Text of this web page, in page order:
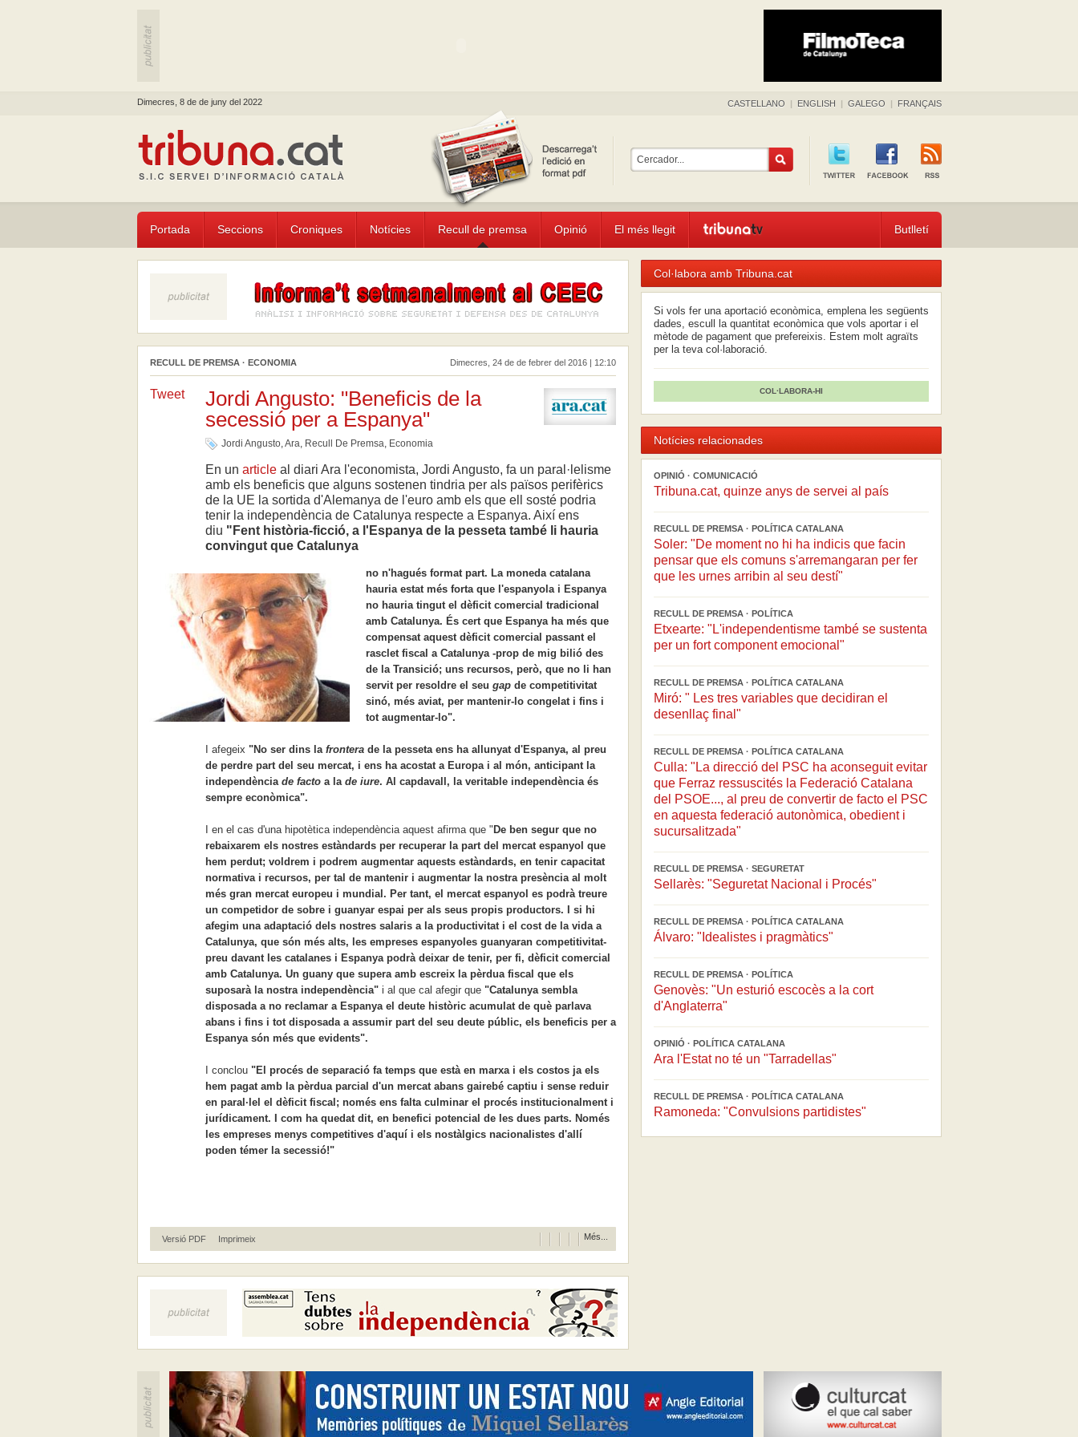
Dimecres, 8 de de juny del 2022 CASTELLANO | ENGLISH | GALEGO | FRANÇAIS
Portada Seccions Croniques Notícies Recull de premsa Opinió El més llegit Butlletí
Dimecres, 24 de de febrer del 2016 | 12:10
RECULL DE PREMSA · ECONOMIA
Tweet
Jordi Angusto: "Beneficis de la
secessió per a Espanya"
Jordi Angusto,Ara, Recull De Premsa, Economia
En un articleal diari Ara l'economista, Jordi Angusto, fa un paral·lelisme
amb els beneficis que alguns sostenen tindria per als països perifèrics
de la UE la sortida d'Alemanya de l'euro amb els que ell sosté podria
tenir la independència de Catalunya respecte a Espanya. Així ens
diu "Fent història-ficció, a l'Espanya de la pesseta també li hauria
convingut que Catalunya
no n'hagués format part. La moneda catalana
hauria estat més forta que l'espanyola i Espanya
no hauria tingut el dèficit comercial tradicional
amb Catalunya. És cert que Espanya ha més que
compensat aquest dèficit comercial passant el
rasclet fiscal a Catalunya -prop de mig bilió des
de la Transició; uns recursos, però, que no li han
servit per resoldre el seu gap de competitivitat
sinó, més aviat, per mantenir-lo congelat i fins i
tot augmentar-lo".
I afegeix "No ser dins la fronterade la pesseta ens ha allunyat d'Espanya, al preu
de perdre part del seu mercat, i ens ha acostat a Europa i al món, anticipant la
independència de factoa la de iure. Al capdavall, la veritable independència és
sempre econòmica".
I en el cas d'una hipotètica independència aquest afirma que " De ben segur que no
rebaixarem els nostres estàndards per recuperar la part del mercat espanyol que
hem perdut; voldrem i podrem augmentar aquests estàndards, en tenir capacitat
normativa i recursos, per tal de mantenir i augmentar la nostra presència al molt
més gran mercat europeu i mundial. Per tant, el mercat espanyol es podrà treure
un competidor de sobre i guanyar espai per als seus propis productors. I si hi
afegim una adaptació dels nostres salaris a la productivitat i el cost de la vida a
Catalunya, que són més alts, les empreses espanyoles guanyaran competitivitat-
preu davant les catalanes i Espanya podrà deixar de tenir, per fi, dèficit comercial
amb Catalunya. Un guany que supera amb escreix la pèrdua fiscal que els
suposarà la nostra independència"i al que cal afegir que"Catalunya sembla
disposada a no reclamar a Espanya el deute històric acumulat de què parlava
abans i fins i tot disposada a assumir part del seu deute públic, els beneficis per a
Espanya són més que evidents".
I conclou"El procés de separació fa temps que està en marxa i els costos ja els
hem pagat amb la pèrdua parcial d'un mercat abans gairebé captiu i sense reduir
en paral·lel el dèficit fiscal; només ens falta culminar el procés institucionalment i
jurídicament. I com ha quedat dit, en benefici potencial de les dues parts. Només
les empreses menys competitives d'aquí i els nostàlgics nacionalistes d'allí
poden témer la secessió!"
Versió PDF Imprimeix Més...
Col·labora amb Tribuna.cat
Si vols fer una aportació econòmica, emplena les següents
dades, escull la quantitat econòmica que vols aportar i el
mètode de pagament que prefereixis. Estem molt agraïts
per la teva col·laboració.
COL·LABORA-HI
Notícies relacionades
OPINIÓ · COMUNICACIÓ
Tribuna.cat, quinze anys de servei al país
RECULL DE PREMSA · POLÍTICA CATALANA
Soler: "De moment no hi ha indicis que facin
pensar que els comuns s'arremangaran per fer
que les urnes arribin al seu destí"
RECULL DE PREMSA · POLÍTICA
Etxearte: "L'independentisme també se sustenta
per un fort component emocional"
RECULL DE PREMSA · POLÍTICA CATALANA
Miró: " Les tres variables que decidiran el
desenllaç final"
RECULL DE PREMSA · POLÍTICA CATALANA
Culla: "La direcció del PSC ha aconseguit evitar
que Ferraz ressuscités la Federació Catalana
del PSOE..., al preu de convertir de facto el PSC
en aquesta federació autonòmica, obedient i
sucursalitzada"
RECULL DE PREMSA · SEGURETAT
Sellarès: "Seguretat Nacional i Procés"
RECULL DE PREMSA · POLÍTICA CATALANA
Álvaro: "Idealistes i pragmàtics"
RECULL DE PREMSA · POLÍTICA
Genovès: "Un esturió escocès a la cort
d'Anglaterra"
OPINIÓ · POLÍTICA CATALANA
Ara l'Estat no té un "Tarradellas"
RECULL DE PREMSA · POLÍTICA CATALANA
Ramoneda: "Convulsions partidistes"